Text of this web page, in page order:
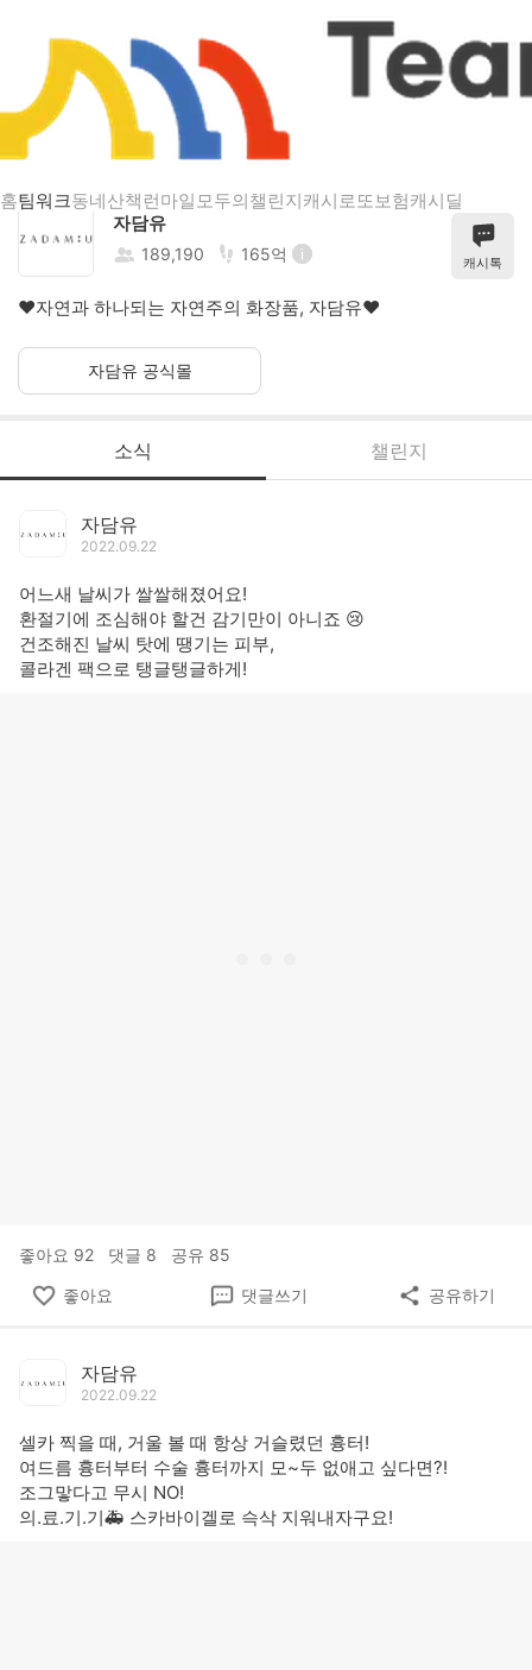
홈팀워크동네산책 런마일모두의챌린지캐시로또보험캐시딜
자담유
자담유
189,190 165억 캐시톡
❤자연과 하나되는 자연주의 화장품, 자담유❤
자담유 공식몰
소식 챌린지
자담유
2022.09.22
어느새 날씨가 쌀쌀해졌어요!
환절기에 조심해야 할건 감기만이 아니죠 😢
건조해진 날씨 탓에 땡기는 피부,
콜라겐 팩으로 탱글탱글하게!
좋아요 92 댓글 8 공유 85
좋아요
댓글쓰기 공유하기
자담유
2022.09.22
셀카 찍을 때, 거울 볼 때 항상 거슬렸던 흉터!
여드름 흉터부터 수술 흉터까지 모~두 없애고 싶다면?!
조그맣다고 무시 NO!
의.료.기.기🚑 스카바이겔로 슥삭 지워내자구요!